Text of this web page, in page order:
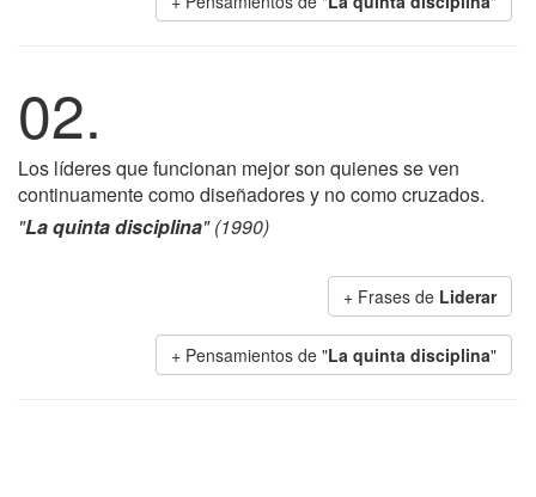
02.
Los líderes que funcionan mejor son quienes se ven
continuamente como diseñadores y no como cruzados.
"La quinta disciplina" (1990)
+ Frases de Liderar
+ Pensamientos de "La quinta disciplina"